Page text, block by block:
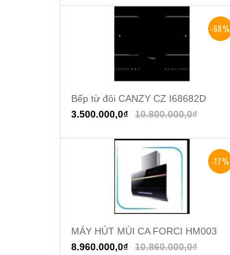
-68%
Thêm vào giỏ hàng
Bếp từ đôi CANZY CZ I68682D
10.800.000,0₫
3.500.000,0₫
-17%
Thêm vào giỏ hàng
MÁY HÚT MÙI CA FORCI HM003
10.860.000,0₫
8.960.000,0₫